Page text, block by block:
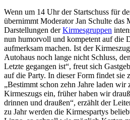
Wenn um 14 Uhr der Startschuss für
übernimmt Moderator Jan Schulte
Darstellungen derKirmesgruppen
nun humorvoll und kompetent auf die
aufmerksam machen. Ist der
Autohaus noch lange nicht Schluss,
Letzte gegangen ist“, freut sich
auf die Party. In dieser Form findet sie
„Bestimmt schon zehn Jahre laden wir
Kirmeszugs ein, früher haben wir
drinnen und draußen“, erzählt der
zu Jahr werden die Kirmespartys